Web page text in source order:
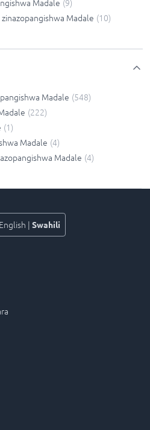
Madale (9)
Madale (10)
Madale (548)
(222)
(1)
Madale (4)
Madale (4)
English | Swahili